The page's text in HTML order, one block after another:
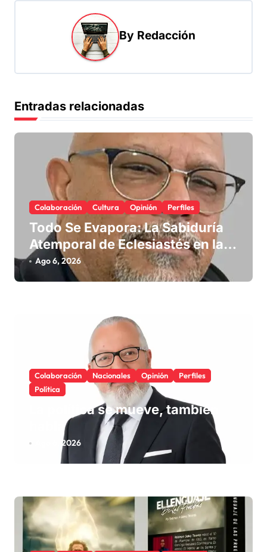
d
e
r
a
d
a
s
By Redacción
Entradas relacionadas
Colaboración Cultura Opinión Perfiles
Todo Se Evapora: La Sabiduría
Atemporal de Eclesiastés en la
Era Digital
Ago 6, 2026
Colaboración Nacionales Opinión
Perfiles
Política
La política se mueve, también
habla
Ago 6, 2026